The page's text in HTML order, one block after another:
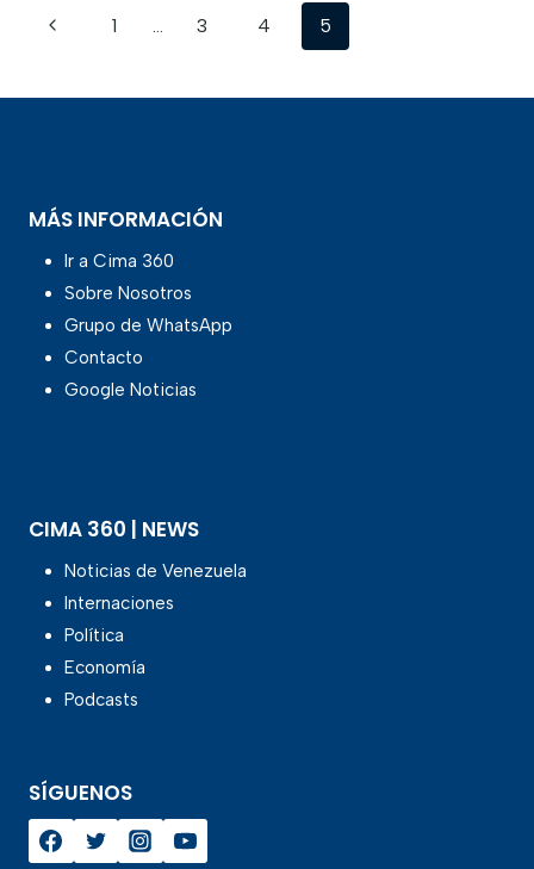
1 3 4 5
MÁS INFORMACIÓN
Ir a Cima 360
Sobre Nosotros
Grupo de WhatsApp
Contacto
Google Noticias
CIMA 360 | NEWS
Noticias de Venezuela
Internaciones
Política
Economía
Podcasts
SÍGUENOS